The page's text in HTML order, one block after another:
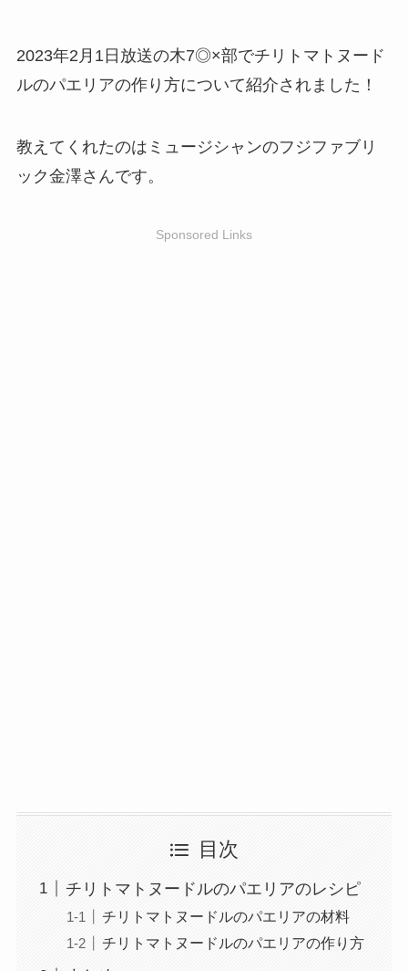
2023年2月1日放送の木7◎×部でチリトマトヌード
ルのパエリアの作り方について紹介されました！
教えてくれたのはミュージシャンのフジファブリ
ック金澤さんです。
Sponsored Links
目次
チリトマトヌードルのパエリアのレシピ
チリトマトヌードルのパエリアの材料
チリトマトヌードルのパエリアの作り方